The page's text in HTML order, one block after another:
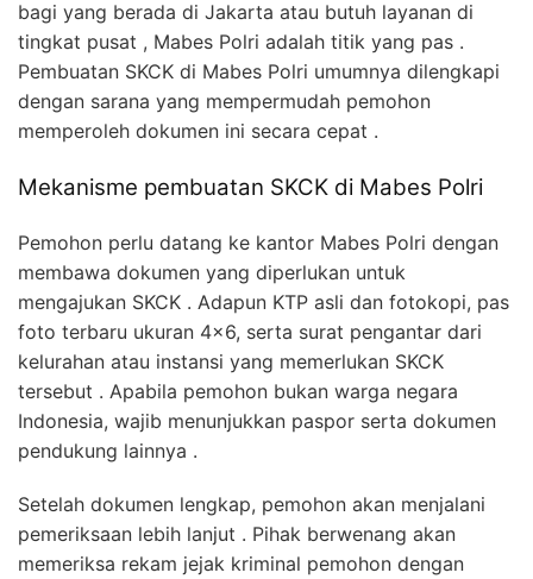
bagi yang berada di Jakarta atau butuh layanan di
tingkat pusat , Mabes Polri adalah titik yang pas .
Pembuatan SKCK di Mabes Polri umumnya dilengkapi
dengan sarana yang mempermudah pemohon
memperoleh dokumen ini secara cepat .
Mekanisme pembuatan SKCK di Mabes Polri
Pemohon perlu datang ke kantor Mabes Polri dengan
membawa dokumen yang diperlukan untuk
mengajukan SKCK . Adapun KTP asli dan fotokopi, pas
foto terbaru ukuran 4×6, serta surat pengantar dari
kelurahan atau instansi yang memerlukan SKCK
tersebut . Apabila pemohon bukan warga negara
Indonesia, wajib menunjukkan paspor serta dokumen
pendukung lainnya .
Setelah dokumen lengkap, pemohon akan menjalani
pemeriksaan lebih lanjut . Pihak berwenang akan
memeriksa rekam jejak kriminal pemohon dengan